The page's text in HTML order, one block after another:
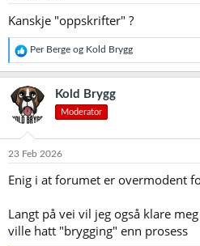
:
Kanskje "oppskrifter" ?
R
e
a
k
s
j
o
e
:
Per Berge og Kold Brygg
Kold Brygg
Moderator
23 Feb 2026
Enig i at forumet er overmodent
Langt på vei vil jeg også klare
ville hatt "brygging" enn prosess